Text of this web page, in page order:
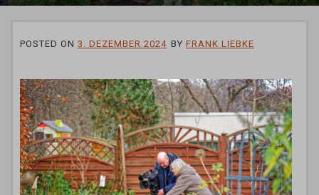
POSTED ON 3. DEZEMBER 2024 BY FRANK LIEBKE